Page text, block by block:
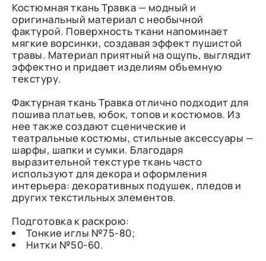
Костюмная ткань Травка — модный и
оригинальный материал с необычной
фактурой. Поверхность ткани напоминает
мягкие ворсинки, создавая эффект пушистой
травы. Материал приятный на ощупь, выглядит
эффектно и придает изделиям объемную
текстуру.
Фактурная ткань Травка отлично подходит для
пошива платьев, юбок, топов и костюмов. Из
нее также создают сценические и
театральные костюмы, стильные аксессуары —
шарфы, шапки и сумки. Благодаря
выразительной текстуре ткань часто
используют для декора и оформления
интерьера: декоративных подушек, пледов и
других текстильных элементов.
Подготовка к раскрою:
Тонкие иглы №75-80;
Нитки №50-60.